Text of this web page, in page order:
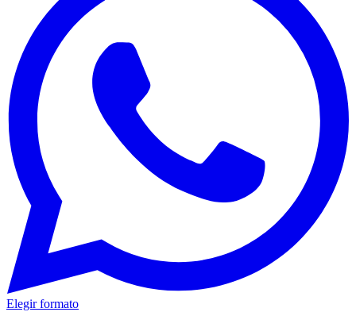
Elegir formato